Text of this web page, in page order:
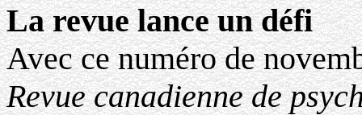
La revue lance un défi
Avec ce numéro de
Revue canadienne de